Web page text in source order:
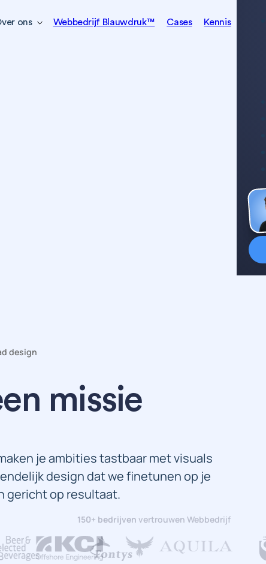
ons Webbedrijf Blauwdruk™ Cases Kennis
design
missie
je ambities tastbaar met visuals
design dat we finetunen op je
gericht op resultaat.
150+ bedrijven vertrouwen Webbedrijf